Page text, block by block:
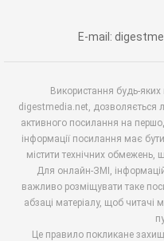
E-mail:
Використання будь-яких
digestmedia.net, дозволяється
активного посилання на
інформації посилання має
містити технічних
Для онлайн-ЗМІ,
важливо розміщувати таке
абзаці матеріалу, щоб читачі
Це правило покликане